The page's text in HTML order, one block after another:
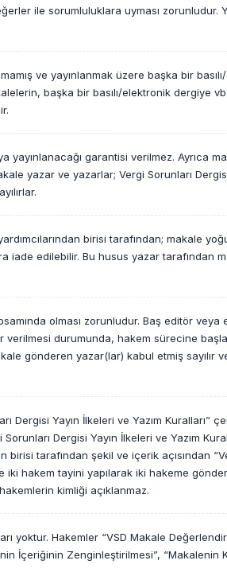
ile sorumluluklara uyması zorunludur.
ve yayınlanmak üzere başka bir
başka bir basılı/elektronik dergiye
yayınlanacağı garantisi verilmez. Ayrıca
yazar ve yazarlar; Vergi Sorunları
birisi tarafından; makale
edilebilir. Bu husus yazar tarafından
olması zorunludur. Baş editör veya
durumunda, hakem sürecine
gönderen yazar(lar) kabul etmiş
Dergisi Yayın İlkeleri ve Yazım
Dergisi Yayın İlkeleri ve Yazım
tarafından şekil ve içerik açısından
hakem tayini yapılarak iki hakeme
kimliği açıklanmaz.
yoktur. Hakemler “VSD Makale
İçeriğinin Zenginleştirilmesi”, “Makalenin